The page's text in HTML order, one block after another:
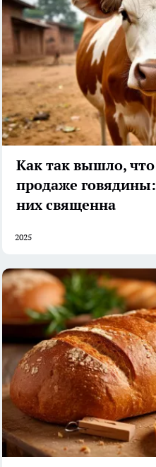
Как так вышло,
продаже
них священна
2025